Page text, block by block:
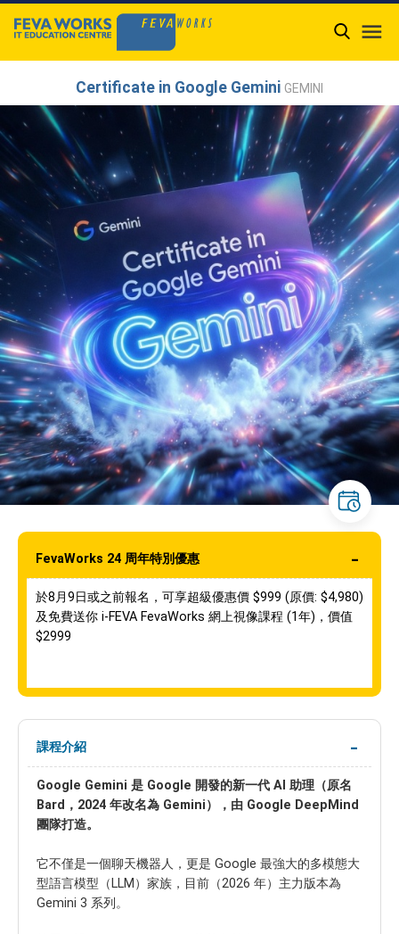

Certificate in Google Gemini GEMINI
FevaWorks 24 周年特別優惠
於8月9日或之前報名，可享超級優惠價 $999 (原價: $4,980)
及免費送你 i-FEVA FevaWorks 網上視像課程 (1年)，價值
$2999
課程介紹
Google Gemini 是 Google 開發的新一代 AI 助理（原名
Bard，2024 年改名為 Gemini），由 Google DeepMind
團隊打造。
它不僅是一個聊天機器人，更是 Google 最強大的多模態大
型語言模型（LLM）家族，目前（2026 年）主力版本為
Gemini 3 系列。